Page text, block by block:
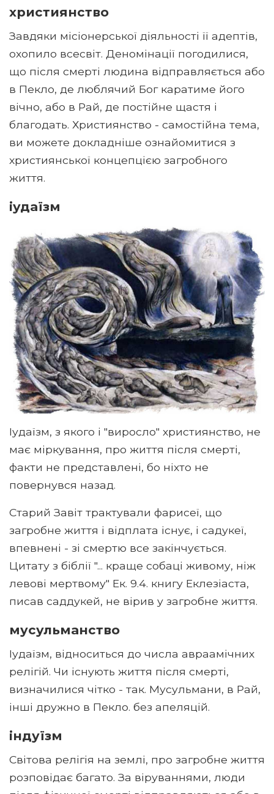
християнство
Завдяки місіонерської діяльності її адептів,
охопило всесвіт. Деномінації погодилися,
що після смерті людина відправляється або
в Пекло, де люблячий Бог каратиме його
вічно, або в Рай, де постійне щастя і
благодать. Християнство - самостійна тема,
ви можете докладніше ознайомитися з
християнської концепцією загробного
життя.
іудаїзм
Іудаїзм, з якого і "виросло" християнство, не
має міркування, про життя після смерті,
факти не представлені, бо ніхто не
повернувся назад.
Старий Завіт трактували фарисеї, що
загробне життя і відплата існує, і садукеї,
впевнені - зі смертю все закінчується.
Цитату з біблії "... краще собаці живому, ніж
левові мертвому" Ек. 9.4. книгу Еклезіаста,
писав саддукей, не вірив у загробне життя.
мусульманство
Іудаїзм, відноситься до числа авраамічних
релігій. Чи існують життя після смерті,
визначилися чітко - так. Мусульмани, в Рай,
інші дружно в Пекло. без апеляцій.
індуїзм
Світова релігія на землі, про загробне життя
розповідає багато. За віруваннями, люди